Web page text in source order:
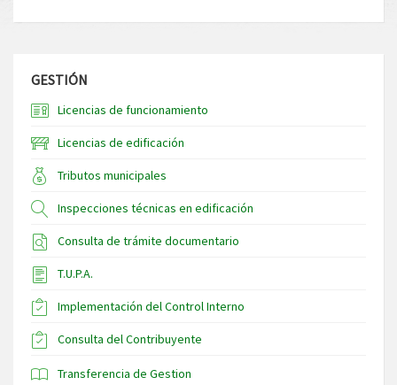
GESTIÓN
Licencias de funcionamiento
Licencias de edificación
Tributos municipales
Inspecciones técnicas en edificación
Consulta de trámite documentario
T.U.P.A.
Implementación del Control Interno
Consulta del Contribuyente
Transferencia de Gestion